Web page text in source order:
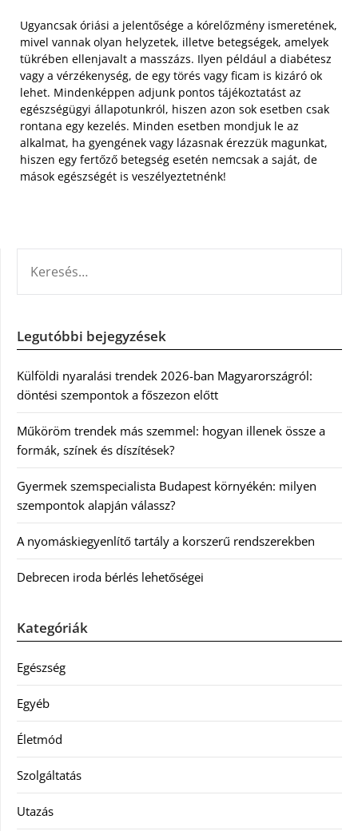
Ugyancsak óriási a jelentősége a kórelőzmény ismeretének,
mivel vannak olyan helyzetek, illetve betegségek, amelyek
tükrében ellenjavalt a masszázs. Ilyen például a diabétesz
vagy a vérzékenység, de egy törés vagy ficam is kizáró ok
lehet. Mindenképpen adjunk pontos tájékoztatást az
egészségügyi állapotunkról, hiszen azon sok esetben csak
rontana egy kezelés. Minden esetben mondjuk le az
alkalmat, ha gyengének vagy lázasnak érezzük magunkat,
hiszen egy fertőző betegség esetén nemcsak a saját, de
mások egészségét is veszélyeztetnénk!
Legutóbbi bejegyzések
Külföldi nyaralási trendek 2026-ban Magyarországról:
döntési szempontok a főszezon előtt
Műköröm trendek más szemmel: hogyan illenek össze a
formák, színek és díszítések?
Gyermek szemspecialista Budapest környékén: milyen
szempontok alapján válassz?
A nyomáskiegyenlítő tartály a korszerű rendszerekben
Debrecen iroda bérlés lehetőségei
Kategóriák
Egészség
Egyéb
Életmód
Szolgáltatás
Utazás